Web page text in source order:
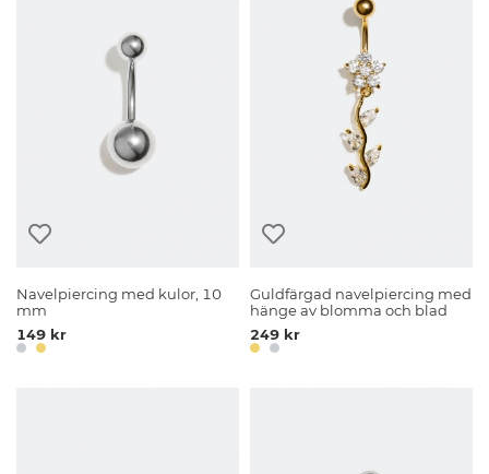
Navelpiercing med kulor, 10
mm
149 kr
Guldfärgad navelpiercing med
hänge av blomma och blad
249 kr